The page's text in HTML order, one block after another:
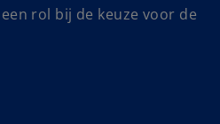
rol bij de keuze voor de